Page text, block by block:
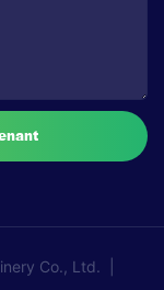
Co., Ltd.